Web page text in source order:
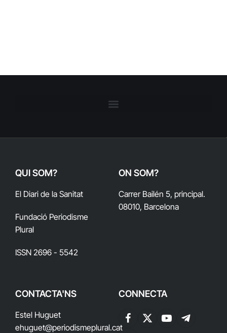
QUI SOM?
El Diari de la Sanitat
Fundació Periodisme
Plural
ISSN 2696 - 5542
ON SOM?
Carrer Bailén 5, principal.
08010, Barcelona
CONTACTA'NS
Estel Huguet
ehuguet@periodismeplural.cat
CONNECTA
Facebook
X
YouTubeTelegram